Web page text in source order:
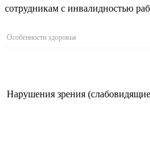
сотрудникам с инвалидностью
Особенности здоровья
Нарушения зрения